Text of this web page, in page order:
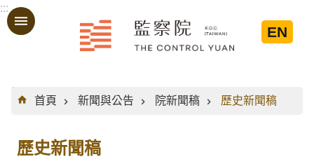
跳到主要內容區塊
:::
EN
:::
首頁
新聞與公告 院新聞稿 歷史新聞稿
歷史新聞稿